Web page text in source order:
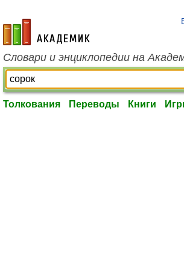
academic.ru
Словари и энциклопедии на
Толкования Переводы Книги